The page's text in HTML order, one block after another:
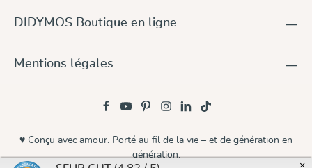
remettent facilement en place dans le tissu.
DIDYMOS Boutique en ligne
Mentions légales
♥ Conçu avec amour. Porté au fil de la vie – et de génération en
génération.
×